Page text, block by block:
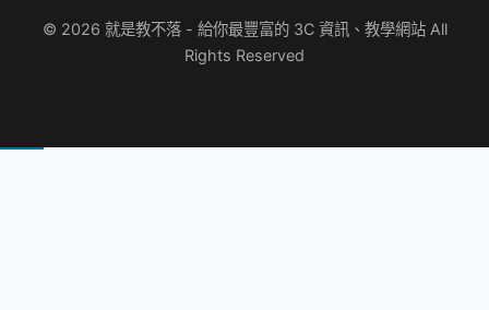
© 2026 就是教不落 - 給你最豐富的 3C 資訊、教學網站 All
Rights Reserved